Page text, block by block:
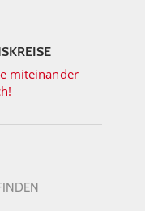
miteinander